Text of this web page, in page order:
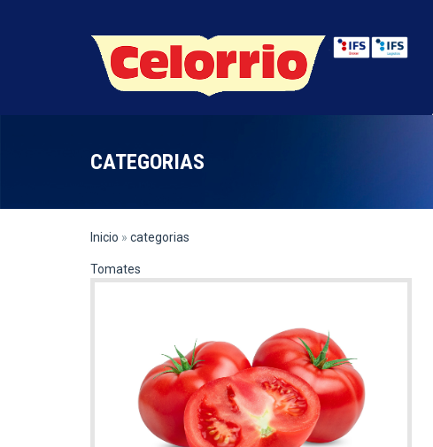
CATEGORIAS
Inicio » categorias
Tomates